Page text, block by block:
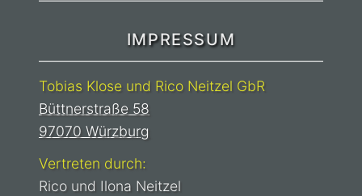
IMPRESSUM
Tobias Klose und Rico Neitzel GbR
Büttnerstraße 58
97070 Würzburg
Vertreten durch:
Rico und Ilona Neitzel